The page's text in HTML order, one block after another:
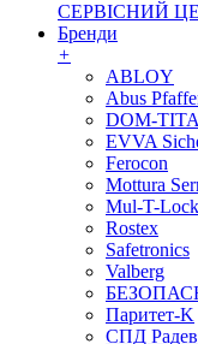
СЕРВІСНИЙ
Бренди
+
ABLOY
Abus
DOM-
EVVA
Ferocon
Mottura
Mul-T-
Rostex
Safetronics
Valberg
Паритет-K
СПД